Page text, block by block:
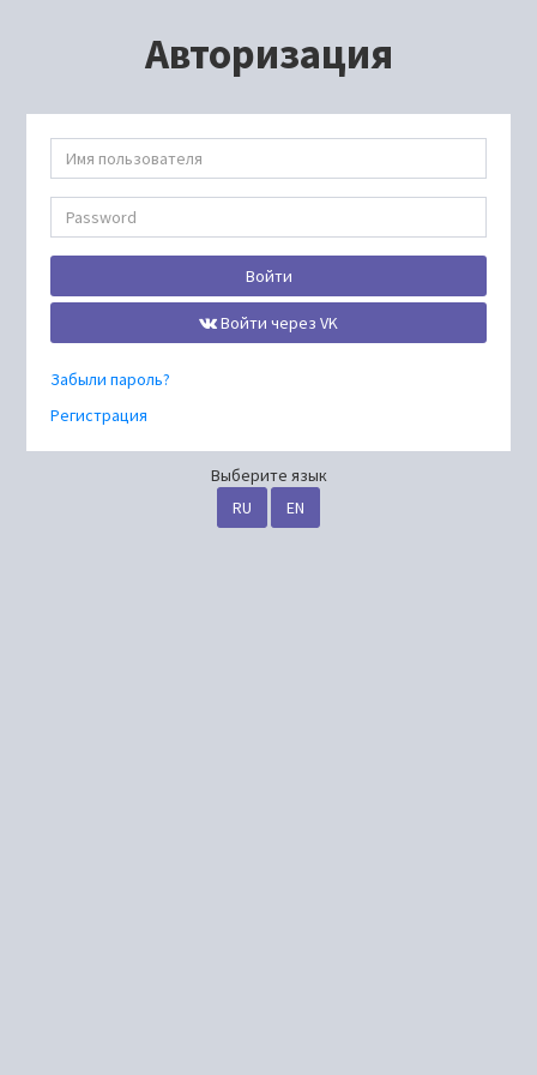
Авторизация
Войти
Войти через VK
Забыли пароль?
Регистрация
Выберите язык